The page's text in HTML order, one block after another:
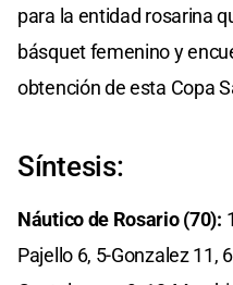
para la entidad rosarina
básquet femenino y
obtención de esta Copa
Síntesis:
Náutico de Rosario (70):
Pajello 6, 5-Gonzalez 11,